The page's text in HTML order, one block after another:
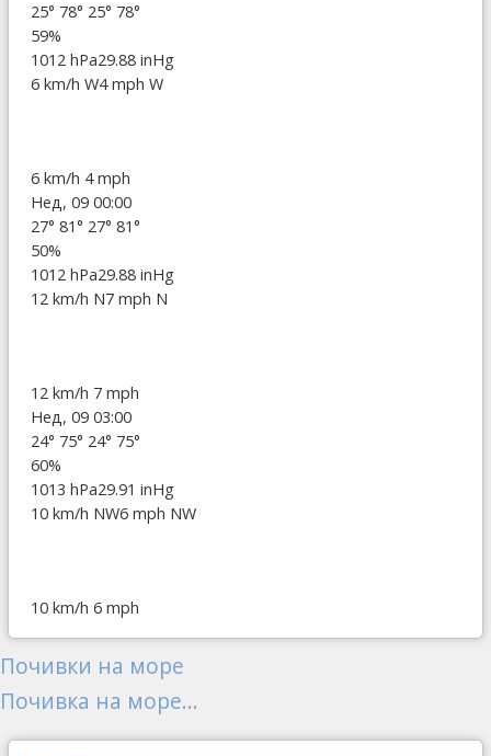
25° 78° 25° 78°
59%
1012 hPa29.88 inHg
6 km/h W4 mph W
6 km/h 4 mph
Нед, 09 00:00
27° 81° 27° 81°
50%
1012 hPa29.88 inHg
12 km/h N7 mph N
12 km/h 7 mph
Нед, 09 03:00
24° 75° 24° 75°
60%
1013 hPa29.91 inHg
10 km/h NW6 mph NW
10 km/h 6 mph
Почивки на море
Почивка на море...